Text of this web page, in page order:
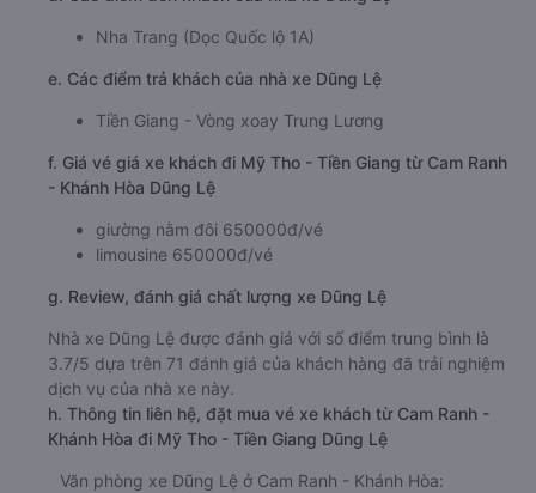
Nha Trang (Dọc Quốc lộ 1A)
e. Các điểm trả khách của nhà xe Dũng Lệ
Tiền Giang - Vòng xoay Trung Lương
f. Giá vé giá xe khách đi Mỹ Tho - Tiền Giang từ Cam Ranh
- Khánh Hòa Dũng Lệ
giường nằm đôi 650000đ/vé
limousine 650000đ/vé
g. Review, đánh giá chất lượng xe Dũng Lệ
Nhà xe Dũng Lệ được đánh giá với số điểm trung bình là
3.7/5 dựa trên 71 đánh giá của khách hàng đã trải nghiệm
dịch vụ của nhà xe này.
h. Thông tin liên hệ, đặt mua vé xe khách từ Cam Ranh -
Khánh Hòa đi Mỹ Tho - Tiền Giang Dũng Lệ
Văn phòng xe Dũng Lệ ở Cam Ranh - Khánh Hòa: